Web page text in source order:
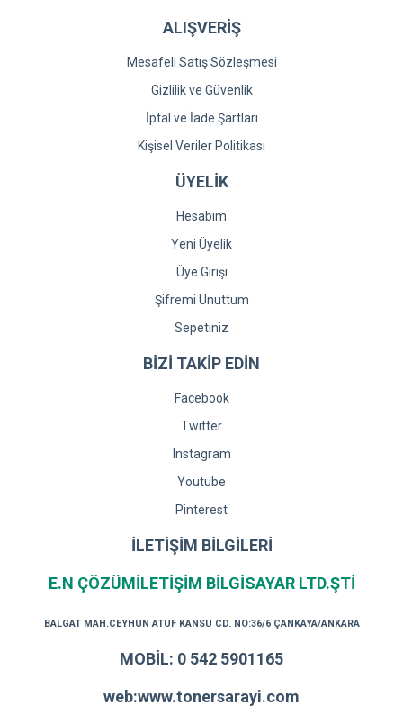
ALIŞVERİŞ
Mesafeli Satış Sözleşmesi
Gizlilik ve Güvenlik
İptal ve İade Şartları
Kişisel Veriler Politikası
ÜYELİK
Hesabım
Yeni Üyelik
Üye Girişi
Şifremi Unuttum
Sepetiniz
BİZİ TAKİP EDİN
Facebook
Twitter
Instagram
Youtube
Pinterest
İLETİŞİM BİLGİLERİ
E.N ÇÖZÜMİLETİŞİM BİLGİSAYAR LTD.ŞTİ
BALGAT MAH.CEYHUN ATUF KANSU CD. NO:36/6 ÇANKAYA/ANKARA
MOBİL: 0 542 5901165
web:www.tonersarayi.com